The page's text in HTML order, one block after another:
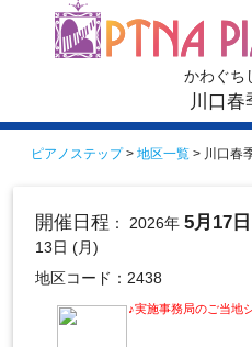
かわぐち
川口春
ピアノステップ> 地区一覧 > 川口春
開催日程 ： 2026年 5月17日
13日 (月)
地区コード：2438
♪実施事務局のご当地